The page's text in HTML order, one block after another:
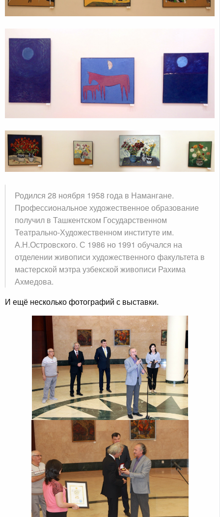
Родился 28 ноября 1958 года в Намангане.
Профессиональное художественное образование
получил в Ташкентском Государственном
Театрально-Художественном институте им.
А.Н.Островского. С 1986 но 1991 обучался на
отделении живописи художественного факультета в
мастерской мэтра узбекской живописи Рахима
Ахмедова.
И ещё несколько фотографий с выставки.